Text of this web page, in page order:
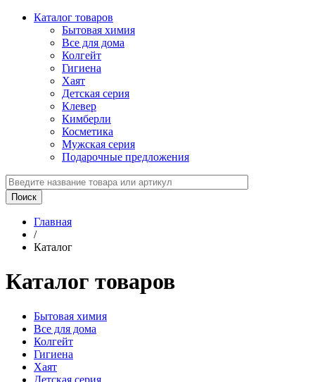
Каталог товаров
Бытовая химия
Все для дома
Колгейт
Гигиена
Хаят
Детская серия
Клевер
Кимберли
Косметика
Мужская серия
Подарочные предложения
Главная
/
Каталог
Каталог товаров
Бытовая химия
Все для дома
Колгейт
Гигиена
Хаят
Детская серия